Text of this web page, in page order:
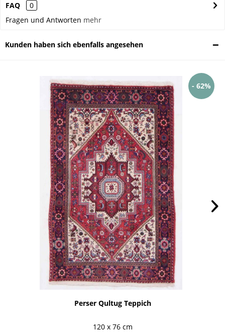
FAQ
0
Fragen und Antworten mehr
Kunden haben sich ebenfalls angesehen
- 62%
Perser Qultug Teppich
120 x 76 cm